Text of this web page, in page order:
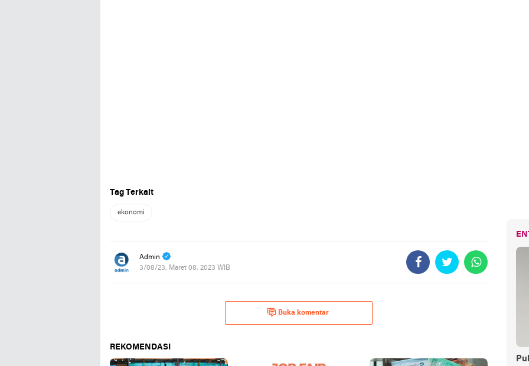
Tag Terkait
ekonomi
Admin
3/08/23, Maret 08, 2023 WIB
Buka komentar
REKOMENDASI